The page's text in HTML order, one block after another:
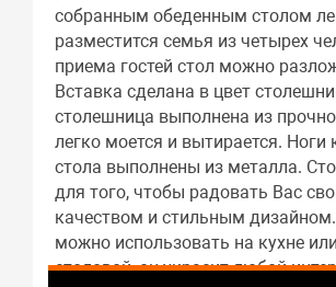
собранным обеденным столом
разместится семья из четырех
приема гостей стол можно
Вставка сделана в цвет
столешница выполнена из
легко моется и вытирается. Ноги
стола выполнены из металла.
для того, чтобы радовать Вас
качеством и стильным
можно использовать на кухне
столовой, он украсит любой